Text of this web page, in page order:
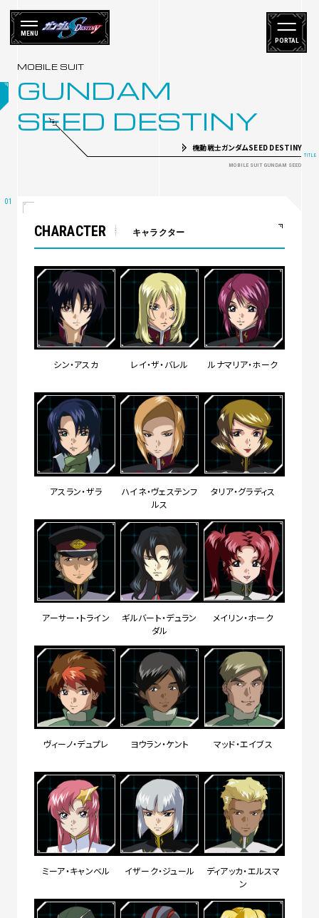
PORTAL
MENU
GUNDAM
SEED DESTINY
機動戦士ガンダムSEED DESTINY
CHARACTER キャラクター
シン・アスカ レイ・ザ・バレル ルナマリア・ホーク
アスラン・ザラ
ハイネ・ヴェステンフ
ルス
タリア・グラディス
アーサー・トライン
ギルバート・デュラン
ダル
メイリン・ホーク
ヴィーノ・デュプレ ヨウラン・ケント マッド・エイブス
ミーア・キャンベル イザーク・ジュール
ディアッカ・エルスマ
ン